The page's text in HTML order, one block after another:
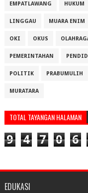
EMPATLAWANG HUKUM
LINGGAU MUARA ENIM
OKI OKUS
PEMERINTAHAN
POLITIK PRABUMULIH
MURATARA
TOTAL TAYANGAN HALAMAN
9 4 7 0 6
EDUKASI